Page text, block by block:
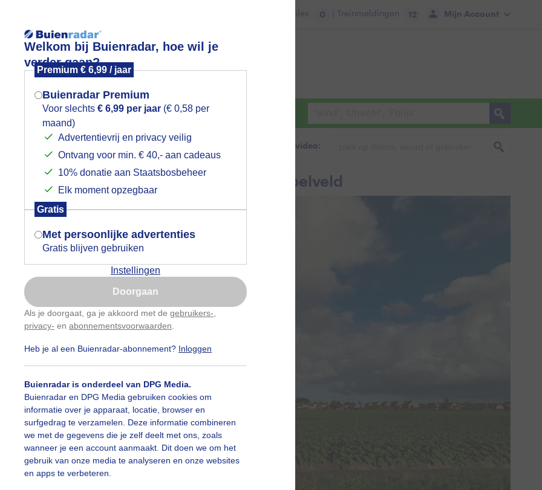
Welkom bij Buienradar, hoe wil je
verder gaan?
Premium € 6,99 / jaar
Buienradar Premium
Voor slechts € 6,99 per jaar (€ 0,58 per
maand)
Advertentievrij en privacy veilig
Ontvang voor min. € 40,- aan cadeaus
10% donatie aan Staatsbosbeheer
Elk moment opzegbaar
Gratis
Met persoonlijke advertenties
Gratis blijven gebruiken
Instellingen
Doorgaan
Als je doorgaat, ga je akkoord met de gebruikers-
privacy- en abonnementsvoorwaarden
Heb je al een Buienradar-abonnement? Inloggen
Buienradar is onderdeel van DPG Media.
Buienradar en DPG Media gebruiken cookies om
informatie over je apparaat, locatie, browser en
surfgedrag te verzamelen. Deze informatie combineren
we met de gegevens die je zelf deelt met ons, zoals
wanneer je een account aanmaakt. Dit doen we om het
gebruik van onze media te analyseren en onze websites
en apps te verbeteren.
Mijn Account
Files 0 | Treinmeldingen 12
Foto en video Weerzine
Zoeken in foto & video:
bewolking bovennhet aardappelveld
Mogen we je locatie gebruiken voor
het weer?
Indien je hier nog geen akkoord op hebt
gegeven, verschijnt er zo een pop-up uit
je browser waarin deze toestemming
gevraagd wordt.
Is goed, toon de popup
Nu niet, misschien later
Gebruik je Safari en wil je niet elke dag deze pop-up
Klikhierom dit aan te passen